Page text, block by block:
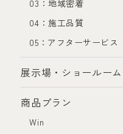
03：地域密着
04：施工品質
05：アフターサービス
展示場・ショールーム
商品プラン
Win